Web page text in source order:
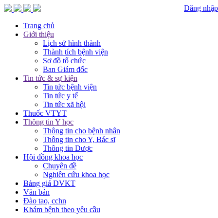
Đăng nhập
Trang chủ
Giới thiệu
Lịch sử hình thành
Thành tích bệnh viện
Sơ đồ tổ chức
Ban Giám đốc
Tin tức & sự kiện
Tin tức bệnh viện
Tin tức y tế
Tin tức xã hội
Thuốc VTYT
Thông tin Y học
Thông tin cho bệnh nhân
Thông tin cho Y, Bác sĩ
Thông tin Dược
Hội đồng khoa học
Chuyên đề
Nghiên cứu khoa học
Bảng giá DVKT
Văn bản
Đào tạo, cchn
Khám bệnh theo yêu cầu